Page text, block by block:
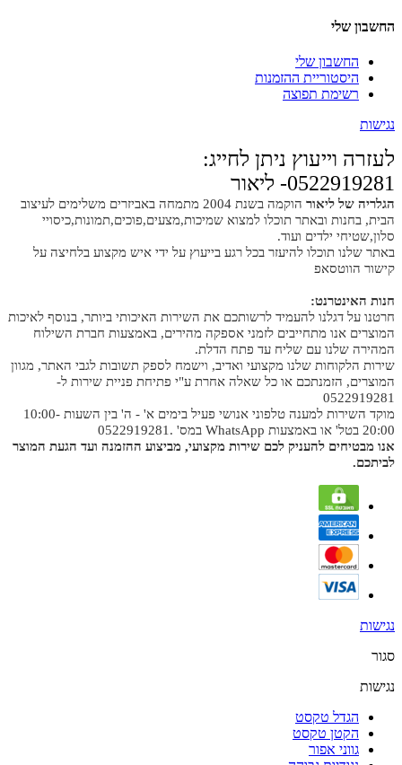
החשבון שלי
החשבון שלי
היסטוריית ההזמנות
רשימת תפוצה
נגישות
לעזרה וייעוץ ניתן לחייג:
0522919281- ליאור
הגלריה של ליאור
הוקמה בשנת 2004 מתמחה באביזרים משלימים לעיצוב
הבית, בחנות ובאתר תוכלו למצוא שמיכות,מצעים,פוכים,תמונות,כיסויי
סלון,שטיחי ילדים ועוד.
באתר שלנו תוכלו להיעזר בכל רגע בייעוץ על ידי איש מקצוע בלחיצה על
קישור הווטסאפ
חנות האינטרנט:
חרטנו על דגלנו להעמיד לרשותכם את השירות האיכותי ביותר, בנוסף לאיכות
המוצרים אנו מתחייבים לזמני אספקה מהירים, באמצעות חברת השילוח
המהירה שלנו עם שליח עד פתח הדלת.
שירות הלקוחות שלנו מקצועי ואדיב, וישמח לספק תשובות לגבי האתר, מגוון
המוצרים, הזמנתכם או כל שאלה אחרת ע"י פתיחת פניית שירות ל-
0522919281
מוקד השירות למענה טלפוני אנושי פעיל בימים א' - ה' בין השעות 10:00-
20:00 בטל' או באמצעות WhatsApp במס' .0522919281
אנו מבטיחים להעניק לכם שירות מקצועי, מביצוע ההזמנה ועד הגעת המוצר
לביתכם.
נגישות
סגור
נגישות
הגדל טקסט
הקטן טקסט
גווני אפור